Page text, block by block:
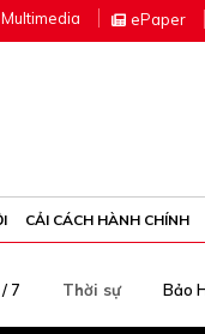
Multimedia ePaper
CẢI CÁCH HÀNH CHÍNH
7 Thời sự Bảo